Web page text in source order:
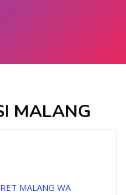
MALANG
MALANG WA